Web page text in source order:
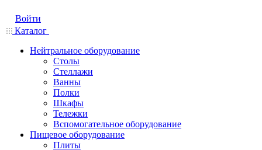
Войти
Каталог
Нейтральное оборудование
Столы
Стеллажи
Ванны
Полки
Шкафы
Тележки
Вспомогательное оборудование
Пищевое оборудование
Плиты